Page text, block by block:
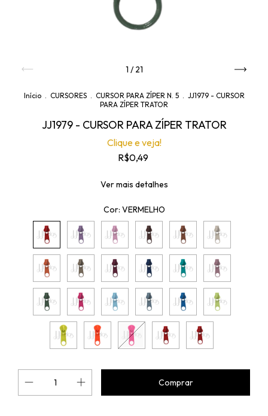
1 /21
Início . CURSORES . CURSOR PARA ZÍPER N. 5 . JJ1979 - CURSOR
PARA ZÍPER TRATOR
JJ1979 - CURSOR PARA ZÍPER TRATOR
Clique e veja!
R$0,49
Ver mais detalhes
Cor: VERMELHO